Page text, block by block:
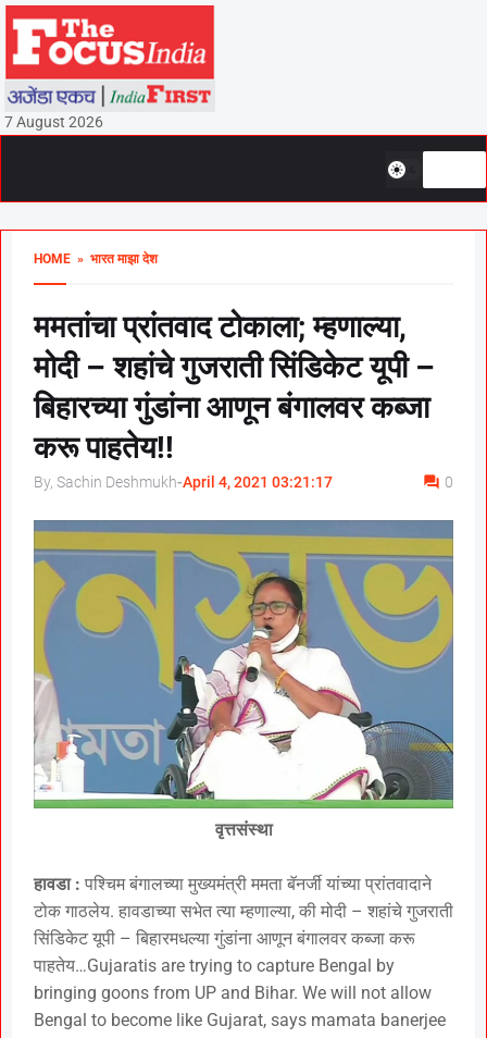
7 August 2026
HOME » भारत माझा देश
ममतांचा प्रांतवाद टोकाला; म्हणाल्या,
मोदी – शहांचे गुजराती सिंडिकेट यूपी –
बिहारच्या गुंडांना आणून बंगालवर कब्जा
करू पाहतेय!!
By, Sachin Deshmukh-April 4, 2021 03:21:17 0
वृत्तसंस्था
हावडा : पश्चिम बंगालच्या मुख्यमंत्री ममता बॅनर्जी यांच्या प्रांतवादाने
टोक गाठलेय. हावडाच्या सभेत त्या म्हणाल्या, की मोदी – शहांचे गुजराती
सिंडिकेट यूपी – बिहारमधल्या गुंडांना आणून बंगालवर कब्जा करू
पाहतेय…Gujaratis are trying to capture Bengal by
bringing goons from UP and Bihar. We will not allow
Bengal to become like Gujarat, says mamata banerjee